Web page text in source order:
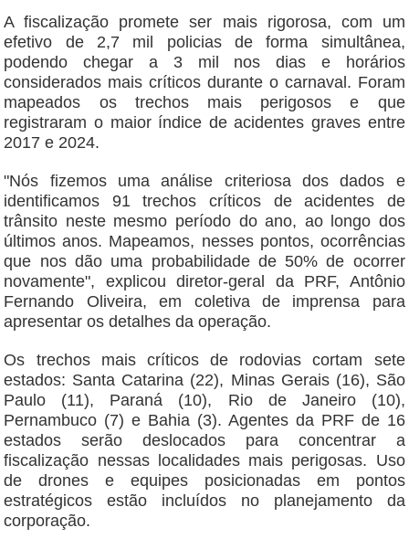
A fiscalização promete ser mais rigorosa, com um
efetivo de 2,7 mil policias de forma simultânea,
podendo chegar a 3 mil nos dias e horários
considerados mais críticos durante o carnaval. Foram
mapeados os trechos mais perigosos e que
registraram o maior índice de acidentes graves entre
2017 e 2024.
"Nós fizemos uma análise criteriosa dos dados e
identificamos 91 trechos críticos de acidentes de
trânsito neste mesmo período do ano, ao longo dos
últimos anos. Mapeamos, nesses pontos, ocorrências
que nos dão uma probabilidade de 50% de ocorrer
novamente", explicou diretor-geral da PRF, Antônio
Fernando Oliveira, em coletiva de imprensa para
apresentar os detalhes da operação.
Os trechos mais críticos de rodovias cortam sete
estados: Santa Catarina (22), Minas Gerais (16), São
Paulo (11), Paraná (10), Rio de Janeiro (10),
Pernambuco (7) e Bahia (3). Agentes da PRF de 16
estados serão deslocados para concentrar a
fiscalização nessas localidades mais perigosas. Uso
de drones e equipes posicionadas em pontos
estratégicos estão incluídos no planejamento da
corporação.